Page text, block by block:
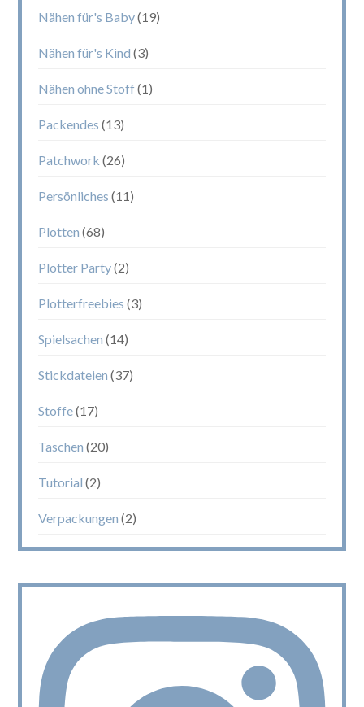
Nähen für's Baby(19)
Nähen für's Kind (3)
Nähen ohne Stoff (1)
Packendes (13)
Patchwork (26)
Persönliches (11)
Plotten (68)
Plotter Party(2)
Plotterfreebies (3)
Spielsachen (14)
Stickdateien (37)
Stoffe(17)
Taschen (20)
Tutorial (2)
Verpackungen (2)